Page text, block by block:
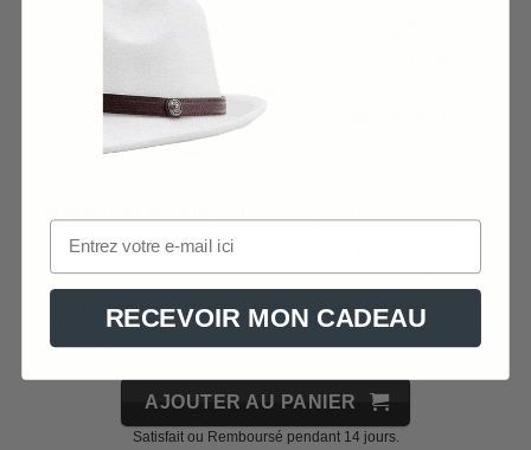
paille de cellulose végétale
deux tailles pour s’adapter à tous : 55-57cm et 58-
61cm, chacune équipée d’une
pour un maintien parfait. Sa large calotte en
Unisexe, il convient aussi bien aux jeunes qu’aux
moins jeunes. Son design solide, renforcé par une
double couture, promet une durabilité à toute
AJOUTER AU PANIER
Satisfait ou Remboursé pendant 14 jours.
RECEVOIR MON CADEAU